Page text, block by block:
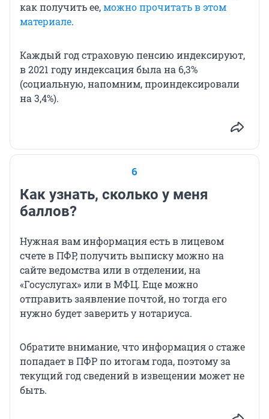
как получить ее,можно прочитать в этом
материале.
Каждый год страховую пенсию индексируют,
в 2021 году индексация была на 6,3%
(социальную, напомним, проиндексировали
на 3,4%).
6
Как узнать, сколько у меня
баллов?
Нужная вам информация есть в лицевом
счете в ПФР, получить выписку можно на
сайте ведомства или в отделении, на
«Госуслугах» или в МФЦ. Еще можно
отправить заявление почтой, но тогда его
нужно будет заверить у нотариуса.
Обратите внимание, что информация о стаже
попадает в ПФР по итогам года, поэтому за
текущий год сведений в извещении может не
быть.